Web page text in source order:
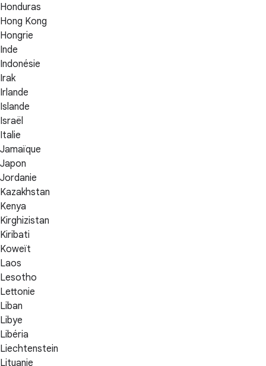
Honduras
Hong Kong
Hongrie
Inde
Indonésie
Irak
Irlande
Islande
Israël
Italie
Jamaïque
Japon
Jordanie
Kazakhstan
Kenya
Kirghizistan
Kiribati
Koweït
Laos
Lesotho
Lettonie
Liban
Libye
Libéria
Liechtenstein
Lituanie